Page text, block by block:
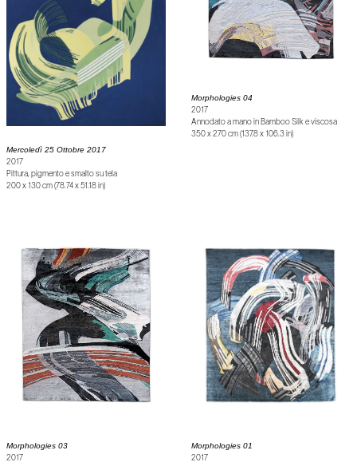
Mercoledì 25 Ottobre 2017
2017
Pittura, pigmento e smalto su tela
200 x 130 cm (78.74 x 51.18 in)
Morphologies 04
2017
Annodato a mano in Bamboo Silk e viscosa
350 x 270 cm (137.8 x 106.3 in)
Morphologies 03
2017
Morphologies 01
2017